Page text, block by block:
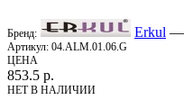
Бренд: Erkul —
Артикул: 04.ALM.01.06.G
ЦЕНА
853.5 р.
НЕТ В НАЛИЧИИ